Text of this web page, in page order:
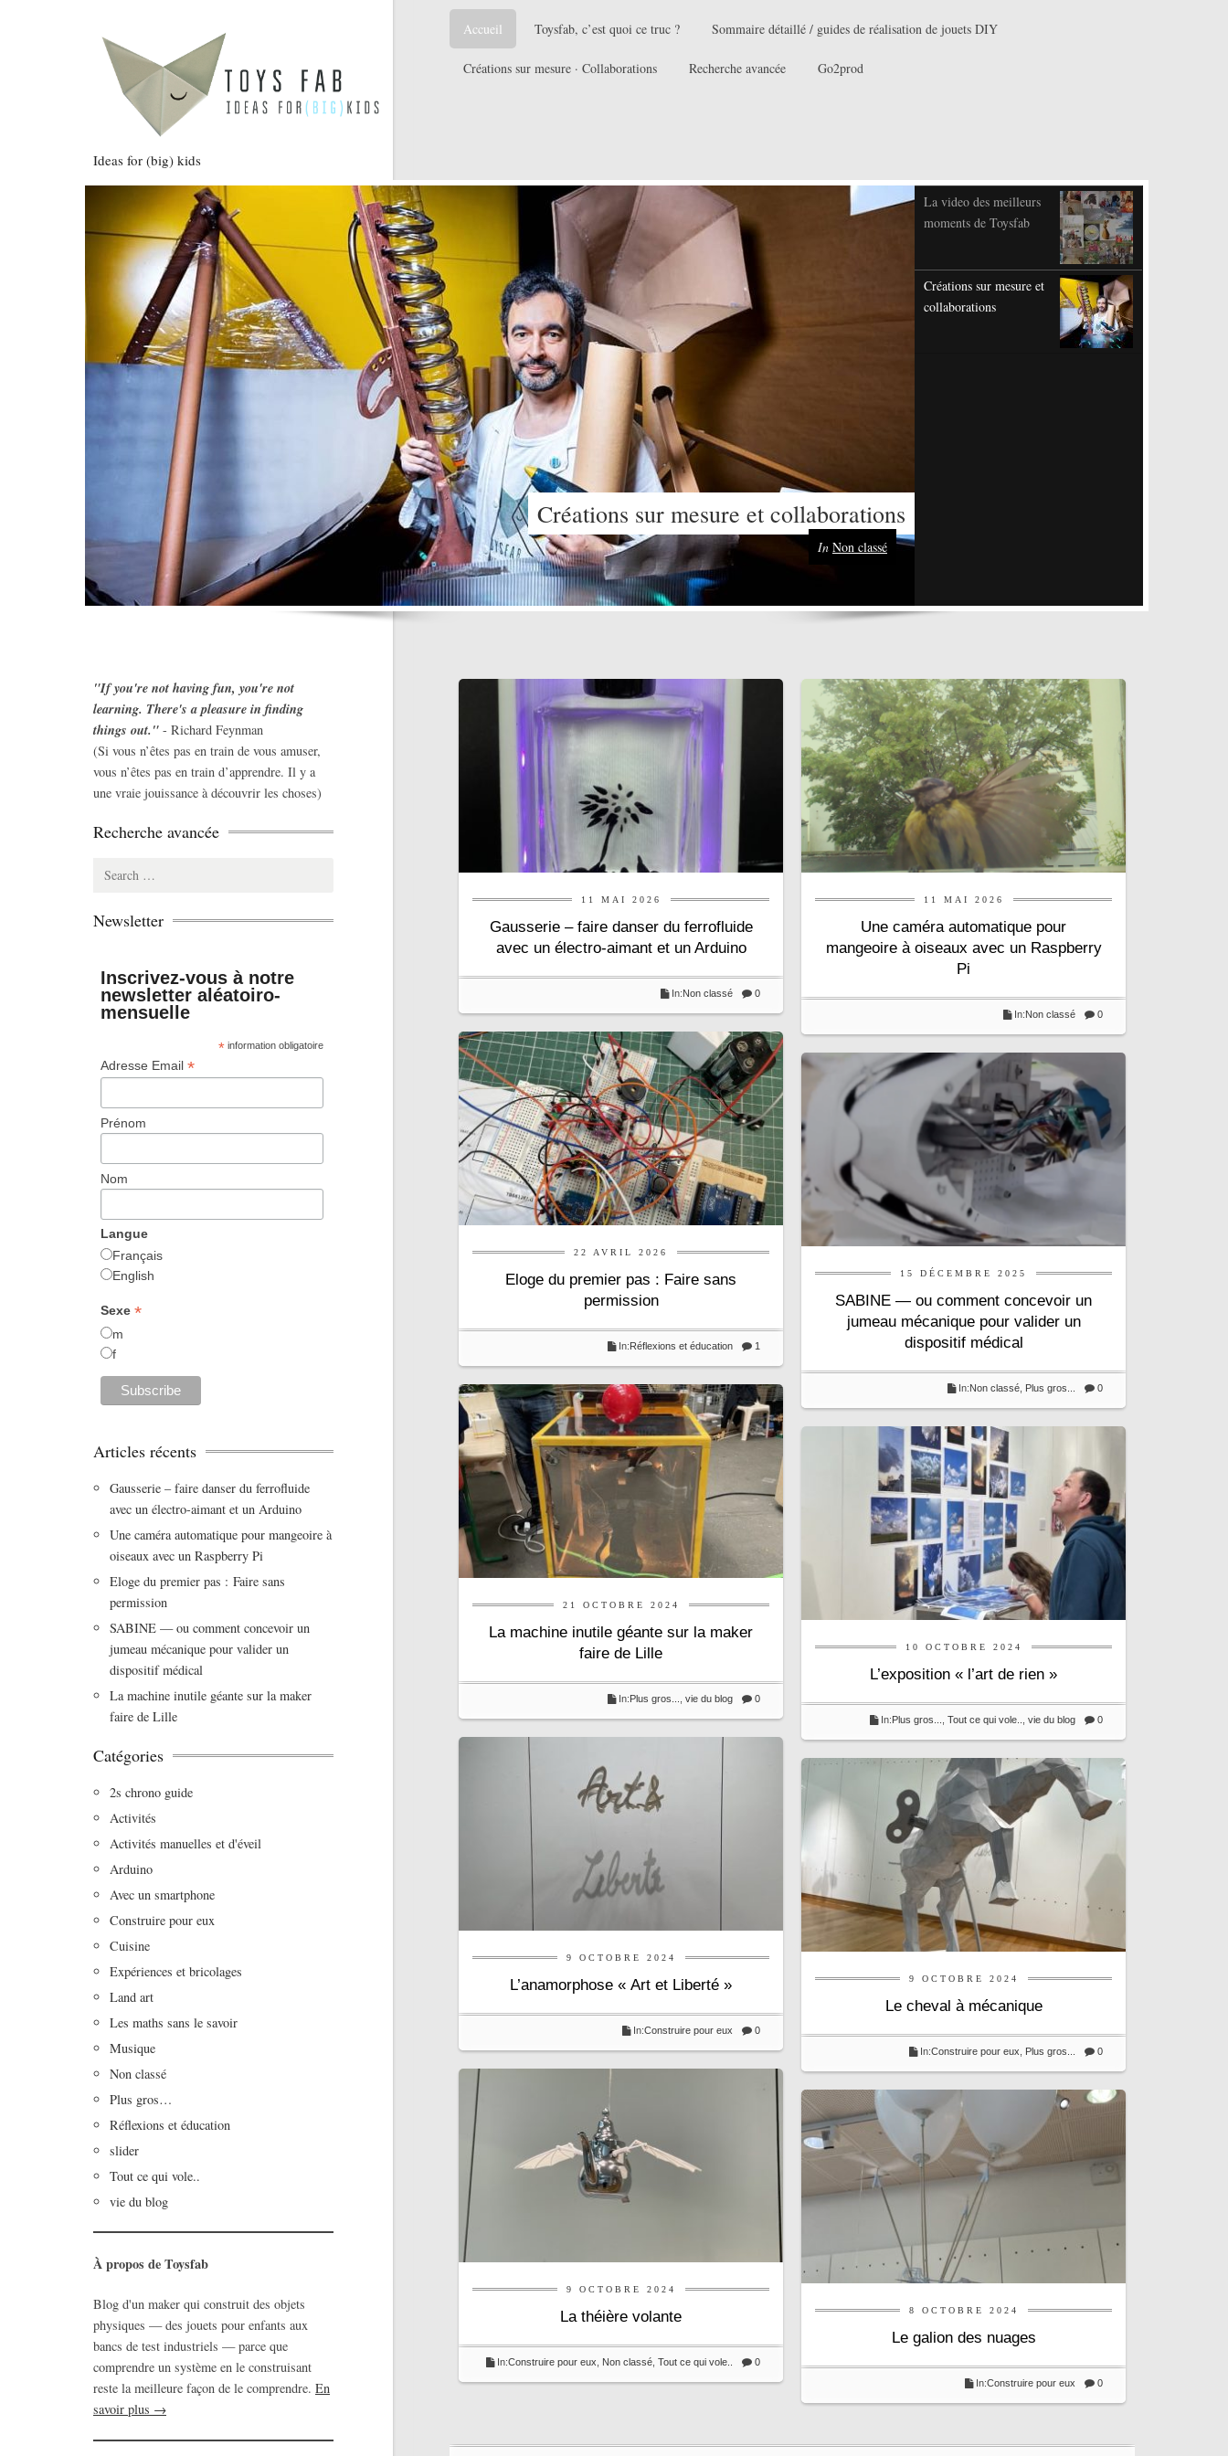
Ideas for (big) kids
Accueil Toysfab, c’est quoi ce truc ? Sommaire détaillé / guides de réalisation de jouets DIY
Créations sur mesure · Collaborations Recherche avancée Go2prod
La video des meilleurs
moments de Toysfab
Créations sur mesure et
collaborations
Créations sur mesure et collaborations
In Non classé
11 MAI 2026
Gausserie – faire danser du ferrofluide
avec un électro-aimant et un Arduino
0
In:Non classé
11 MAI 2026
Une caméra automatique pour
mangeoire à oiseaux avec un Raspberry
Pi
0
In:Non classé
22 AVRIL 2026
Eloge du premier pas : Faire sans
permission
1
In:Réflexions et éducation
15 DÉCEMBRE 2025
SABINE — ou comment concevoir un
jumeau mécanique pour valider un
dispositif médical
0
In:Non classé Plus gros...
21 OCTOBRE 2024
La machine inutile géante sur la maker
faire de Lille
0
In:Plus gros... vie du blog
10 OCTOBRE 2024
L’exposition « l’art de rien »
0
In:Plus gros... Tout ce qui vole.. vie du blog
9 OCTOBRE 2024
L’anamorphose « Art et Liberté »
0
In:Construire pour eux
9 OCTOBRE 2024
Le cheval à mécanique
0
In:Construire pour eux Plus gros...
9 OCTOBRE 2024
La théière volante
0
In:Construire pour eux Non classé Tout ce qui vole..
8 OCTOBRE 2024
Le galion des nuages
0
In:Construire pour eux
"If you're not having fun, you're not
learning. There's a pleasure in finding
things out." - Richard Feynman
(Si vous n’êtes pas en train de vous amuser,
vous n’êtes pas en train d’apprendre. Il y a
une vraie jouissance à découvrir les choses)
Recherche avancée
Search
Newsletter
Inscrivez-vous à notre
newsletter aléatoiro-
mensuelle
* information obligatoire
Adresse Email *
Prénom
Nom
Langue
Français
English
Sexe *
m
f
Articles récents
Gausserie – faire danser du ferrofluide
avec un électro-aimant et un Arduino
Une caméra automatique pour mangeoire à
oiseaux avec un Raspberry Pi
Eloge du premier pas : Faire sans
permission
SABINE — ou comment concevoir un
jumeau mécanique pour valider un
dispositif médical
La machine inutile géante sur la maker
faire de Lille
Catégories
2s chrono guide
Activités
Activités manuelles et d'éveil
Arduino
Avec un smartphone
Construire pour eux
Cuisine
Expériences et bricolages
Land art
Les maths sans le savoir
Musique
Non classé
Plus gros…
Réflexions et éducation
slider
Tout ce qui vole..
vie du blog
À propos de Toysfab
Blog d'un maker qui construit des objets
physiques — des jouets pour enfants aux
bancs de test industriels — parce que
comprendre un système en le construisant
reste la meilleure façon de le comprendre. En
savoir plus →